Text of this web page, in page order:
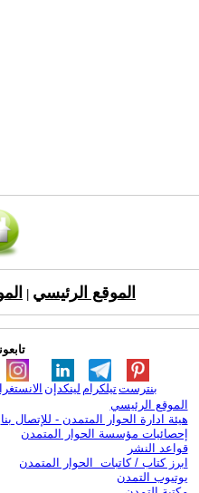
الموقع الرئيسي
لينكدإن تيلكرامبنترست
الموقع الرئيسي
هيئة ادارة الحوار المتمدن - للإتصال بنا
إحصائيات مؤسسة الحوار المتمدن
قواعد النشر
ابرز كتاب / كاتبات الحوار المتمدن
يوتيوب التمدن